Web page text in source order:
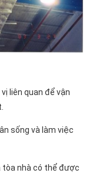
liên quan để vận
sống và làm việc
tòa nhà có thể được